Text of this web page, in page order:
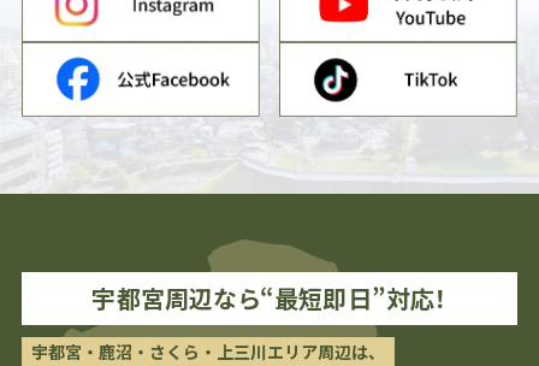
宇都宮周辺なら“最短即日”対応！
宇都宮・鹿沼・さくら・上三川エリア周辺は、